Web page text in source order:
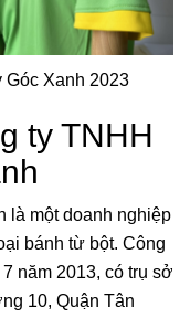
Góc Xanh 2023
ty TNHH
là một doanh nghiệp
bánh từ bột. Công
năm 2013, có trụ sở
10, Quận Tân